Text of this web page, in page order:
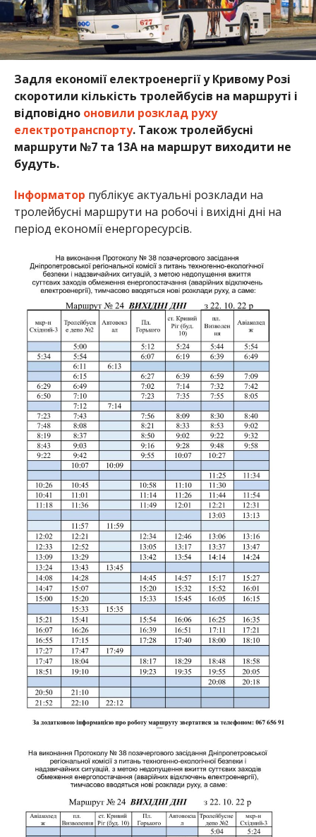
Задля економії електроенергії у Кривому Розі
скоротили кількість тролейбусів на маршруті і
відповідно оновили розклад руху
електротранспорту. Також тролейбусні
маршрути №7 та 13А на маршрут виходити не
будуть.
Інформатор публікує актуальні розклади на
тролейбусні маршрути на робочі і вихідні дні на
період економії енергоресурсів.